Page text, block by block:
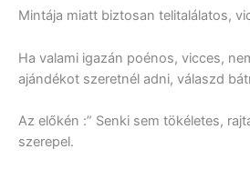
Mintája miatt biztosan telitalálatos,
Ha valami igazán poénos, vicces,
ajándékot szeretnél adni, válaszd
Az előkén :” Senki sem tökéletes,
szerepel.